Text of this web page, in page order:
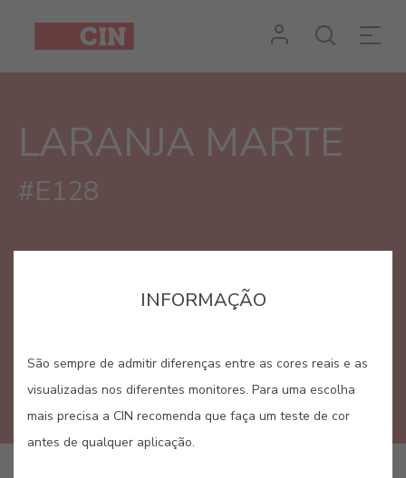
Cor
Laranja
para
interiores
LARANJA MARTE
#E128
INFORMAÇÃO
São sempre de admitir diferenças entre as cores reais e as
visualizadas nos diferentes monitores. Para uma escolha
mais precisa a CIN recomenda que faça um teste de cor
antes de qualquer aplicação.